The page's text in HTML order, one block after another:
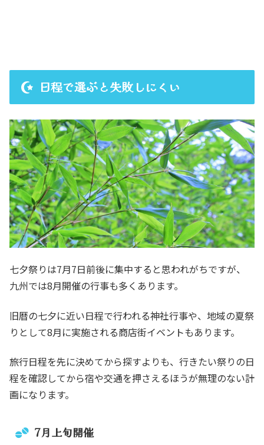
日程で選ぶと失敗しにくい
七夕祭りは7月7日前後に集中すると思われがちですが、
九州では8月開催の行事も多くあります。
旧暦の七夕に近い日程で行われる神社行事や、地域の夏祭
りとして8月に実施される商店街イベントもあります。
旅行日程を先に決めてから探すよりも、行きたい祭りの日
程を確認してから宿や交通を押さえるほうが無理のない計
画になります。
7月上旬開催